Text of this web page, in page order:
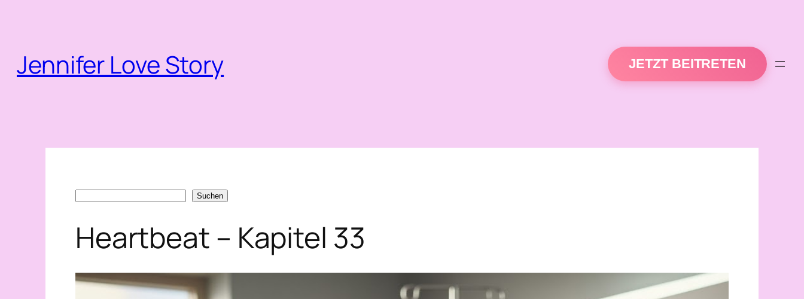
Jennifer Love Story JETZT BEITRETEN
Suchen Suchen
Heartbeat – Kapitel 33